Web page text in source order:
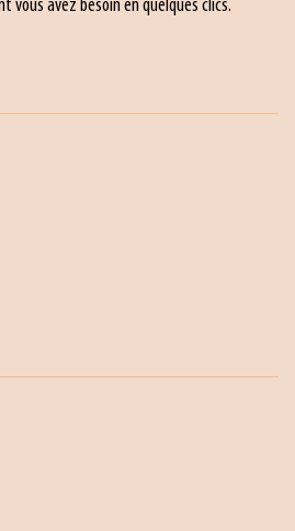
vous avez besoin en quelques clics.